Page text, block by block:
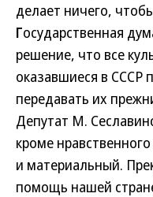
делает ничего,
Государственная
решение, что все
оказавшиеся в СССР
передавать их
Депутат М.
кроме
и материальный.
помощь нашей